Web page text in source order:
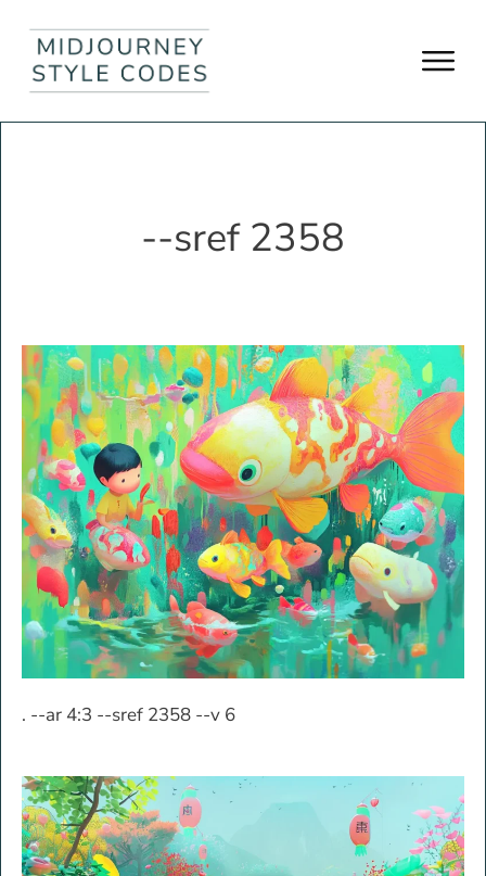
--sref 2358
. --ar 4:3 --sref 2358 --v 6